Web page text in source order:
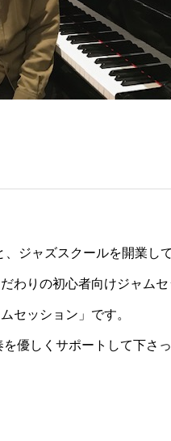
ジャズスクールを開業し
わりの初心者向けジャムセ
セッション」です。
優しくサポートして下さ